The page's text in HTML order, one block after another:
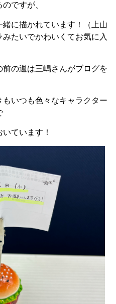
ですが、
に描かれています！（上山
たいでかわいくてお気に入
前の週は三嶋さんがブログを
いつも色々なキャラクター
ています！